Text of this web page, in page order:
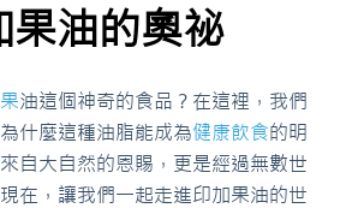
果油的奧祕
油這個神奇的食品？在這裡，我們
什麼這種油脂能成為健康飲食的明
自大自然的恩賜，更是經過無數世
在，讓我們一起走進印加果油的世